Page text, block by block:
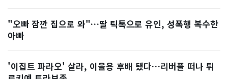
"오빠 잠깐 집으로 와"…딸 틱톡으로 유인, 성폭행 복수한
아빠
'이집트 파라오' 살라, 이을용 후배 됐다…리버풀 떠나 튀